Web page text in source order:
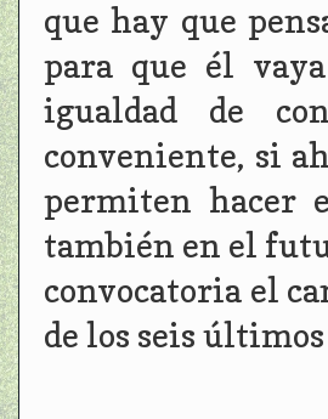
que hay que
para que él
igualdad de
conveniente, si
permiten hacer
también en el
convocatoria el
de los seis